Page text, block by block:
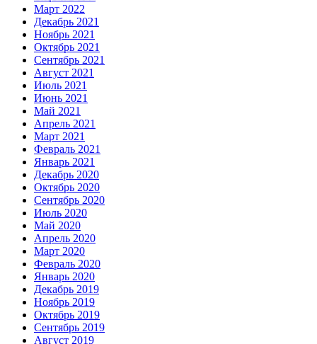
Март 2022
Декабрь 2021
Ноябрь 2021
Октябрь 2021
Сентябрь 2021
Август 2021
Июль 2021
Июнь 2021
Май 2021
Апрель 2021
Март 2021
Февраль 2021
Январь 2021
Декабрь 2020
Октябрь 2020
Сентябрь 2020
Июль 2020
Май 2020
Апрель 2020
Март 2020
Февраль 2020
Январь 2020
Декабрь 2019
Ноябрь 2019
Октябрь 2019
Сентябрь 2019
Август 2019